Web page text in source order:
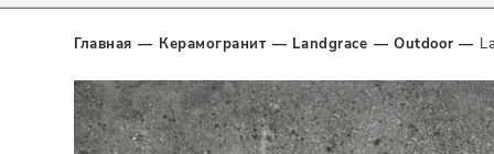
Напольное
Настенное
Назначение
Для ванной
Современный
Пэчворк
Все
Для ванной
Напольное
Все
Матовая
Полированная
Все
Для ванной
Для бассейна
Все
Белый
Серый
Все
Главная Керамогранит Landgrace Outdoor